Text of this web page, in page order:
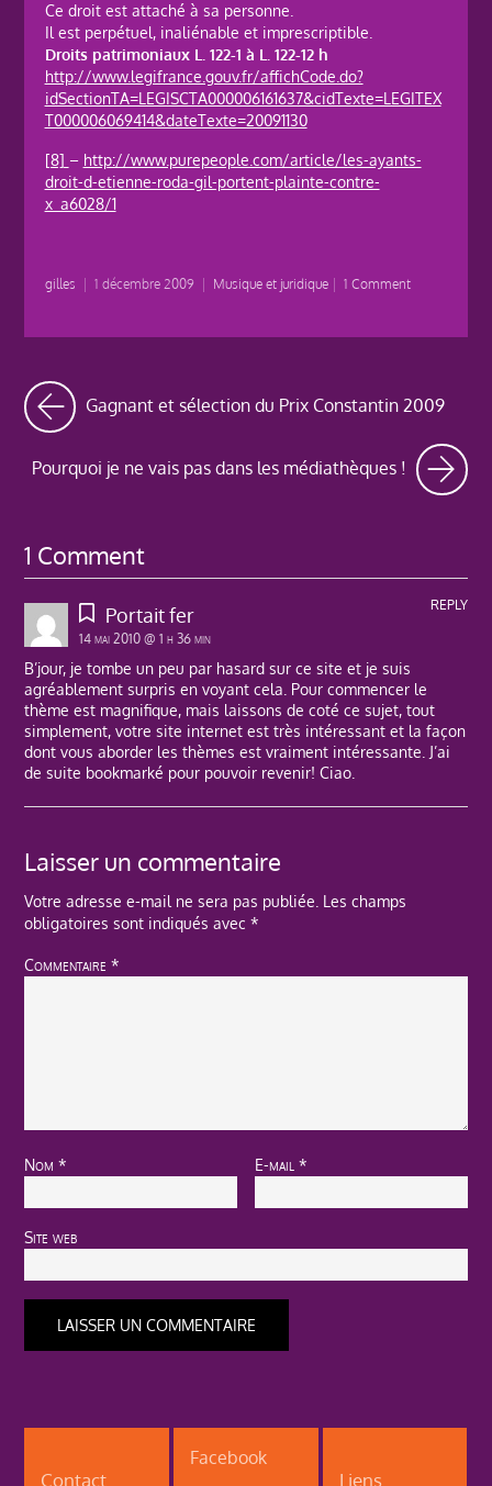
Ce droit est attaché à sa personne.
Il est perpétuel, inaliénable et imprescriptible.
Droits patrimoniaux L. 122-1 à L. 122-12 h
http://www.legifrance.gouv.fr/affichCode.do?
idSectionTA=LEGISCTA000006161637&cidTexte=LEGITEX
T000006069414&dateTexte=20091130
[8] – http://www.purepeople.com/article/les-ayants-
droit-d-etienne-roda-gil-portent-plainte-contre-
x_a6028/1
gilles 1 décembre 2009 Musique et juridique 1 Comment
Gagnant et sélection du Prix Constantin 2009
Pourquoi je ne vais pas dans les médiathèques !
1 Comment
Portait fer
14 mai 2010 @ 1 h 36 min
B’jour, je tombe un peu par hasard sur ce site et je suis
agréablement surpris en voyant cela. Pour commencer le
thème est magnifique, mais laissons de coté ce sujet, tout
simplement, votre site internet est très intéressant et la façon
dont vous aborder les thèmes est vraiment intéressante. J’ai
de suite bookmarké pour pouvoir revenir! Ciao.
REPLY
Laisser un commentaire
Votre adresse e-mail ne sera pas publiée. Les champs
obligatoires sont indiqués avec*
Commentaire*
Nom* E-mail*
Site web
Contact
Facebook
Liens